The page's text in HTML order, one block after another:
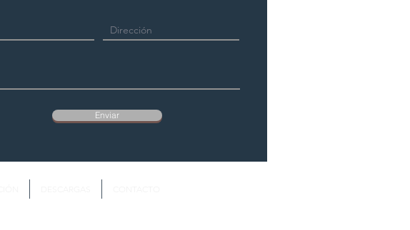
Enviar